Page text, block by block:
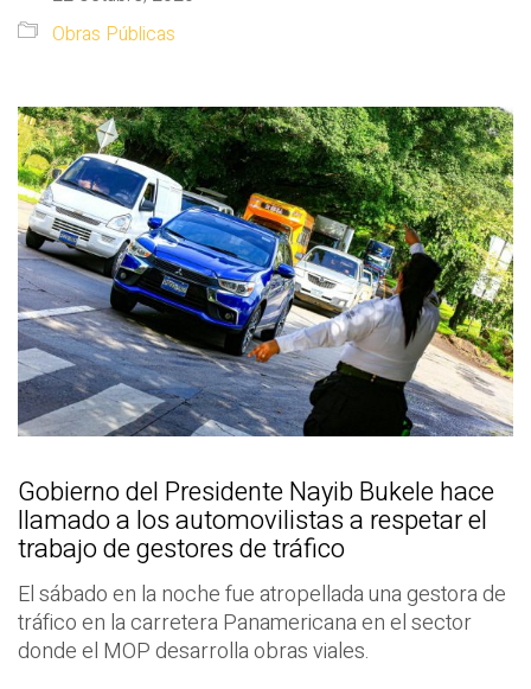
Obras Públicas
Gobierno del Presidente Nayib Bukele hace
llamado a los automovilistas a respetar el
trabajo de gestores de tráfico
El sábado en la noche fue atropellada una gestora de
tráfico en la carretera Panamericana en el sector
donde el MOP desarrolla obras viales.